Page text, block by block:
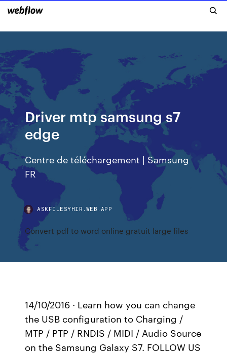
Driver mtp samsung s7
edge
Centre de téléchargement | Samsung
FR
ASKFILESYHIR.WEB.APP
Convert pdf to word online gratuit large files
14/10/2016 · Learn how you can change
the USB configuration to Charging /
MTP / PTP / RNDIS / MIDI / Audio Source
on the Samsung Galaxy S7. FOLLOW US